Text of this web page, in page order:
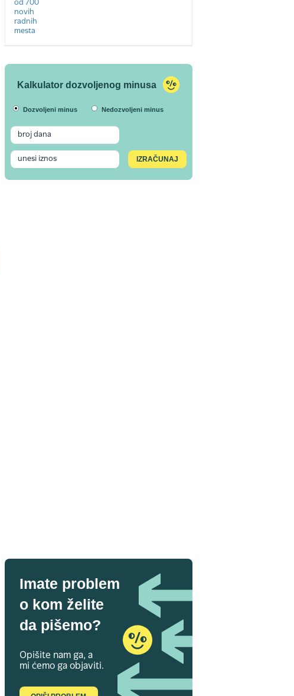
Kalkulator dozvoljenog minusa
Dozvoljeni minus Nedozvoljeni minus
Imate problem
o kom želite
da pišemo?
Opišite nam ga, a
mi ćemo ga objaviti.